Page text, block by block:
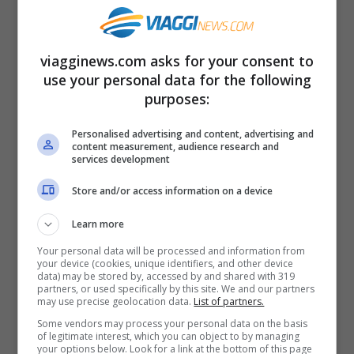
estenderà sull’Italia portando masse d’aria
bollente sul nostro Paese. Il termometro si
attesterà sui 35/37 gradi, ma le
temperature percepite saranno maggiori
per via del grande tasso di umidità.
Le zone maggiormente colpite dal rovente
anticiclone del Sahara saranno la
Valpadana e le zone interne della Sicilia e
della Sardegna dove la colonnina di
mercurio potrebbe anche raggiungere i 40
viagginews.com asks for your consent to
use your personal data for the following
purposes:
Personalised advertising and content, advertising and
content measurement, audience research and
services development
Store and/or access information on a device
Learn more
Your personal data will be processed and information from
your device (cookies, unique identifiers, and other device
data) may be stored by, accessed by and shared with 319
partners, or used specifically by this site. We and our partners
may use precise geolocation data. List of partners.
Some vendors may process your personal data on the basis
of legitimate interest, which you can object to by managing
your options below. Look for a link at the bottom of this page